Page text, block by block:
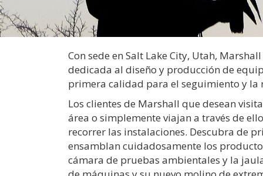
Con sede en Salt Lake City, Utah,
dedicada al diseño y producción de
primera calidad para el seguimiento y la
Los clientes de Marshall que desean
área o simplemente viajan a través de
recorrer las instalaciones. Descubra de
ensamblan cuidadosamente los
cámara de pruebas ambientales y la